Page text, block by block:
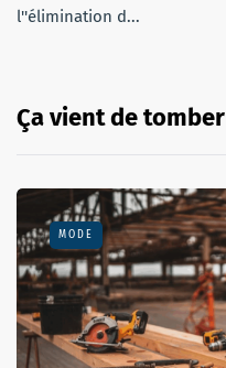
l''élimination d...
Ça vient de tomber
MODE